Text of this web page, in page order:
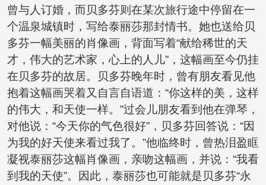
曾与人订婚，而贝多芬则在某次旅行途中停留在一
个温泉城镇时，写给泰丽莎那封情书。她也送给贝
多芬一幅美丽的肖像画，背面写着“献给稀世的天
才，伟大的艺术家，心上的人儿”，这幅画至今仍挂
在贝多芬的故居。贝多芬晚年时，曾有朋友看见他
抱着这幅画哭着又自言自语道：“你这样的美，这样
的伟大，和天使一样。”过会儿朋友看到他在弹琴，
对他说：“今天你的气色很好”，贝多芬回答说：“因
为我的好天使来看过我了。”他临终时，曾热泪盈眶
凝视泰丽莎这幅肖像画，亲吻这幅画，并说：“我看
到我的天使”。因此，泰丽莎也可能就是贝多芬“永